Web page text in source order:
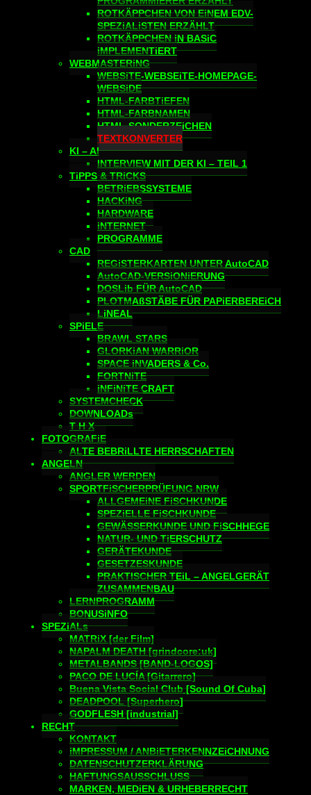
ROTKÄPPCHEN VON EiNEM EDV-
SPEZiALiSTEN ERZÄHLT
ROTKÄPPCHEN iN BASiC
iMPLEMENTiERT
WEBMASTERiNG
WEBSiTE-WEBSEiTE-HOMEPAGE-
WEBSiDE
HTML-FARBTiEFEN
HTML-FARBNAMEN
HTML-SONDERZEiCHEN
TEXTKONVERTER
KI – AI
INTERVIEW MIT DER KI – TEIL 1
TiPPS & TRiCKS
BETRiEBSSYSTEME
HACKiNG
HARDWARE
iNTERNET
PROGRAMME
CAD
REGiSTERKARTEN UNTER AutoCAD
AutoCAD-VERSiONiERUNG
DOSLib FÜR AutoCAD
PLOTMAßSTÄBE FÜR PAPiERBEREiCH
LiNEAL
SPiELE
BRAWL STARS
GLORKiAN WARRiOR
SPACE iNVADERS & Co.
FORTNiTE
iNFiNiTE CRAFT
SYSTEMCHECK
DOWNLOADs
T H X
FOTOGRAFiE
ALTE BEBRiLLTE HERRSCHAFTEN
ANGELN
ANGLER WERDEN
SPORTFiSCHERPRÜFUNG NRW
ALLGEMEiNE FiSCHKUNDE
SPEZiELLE FiSCHKUNDE
GEWÄSSERKUNDE UND FiSCHHEGE
NATUR- UND TiERSCHUTZ
GERÄTEKUNDE
GESETZESKUNDE
PRAKTISCHER TEiL – ANGELGERÄT
ZUSAMMENBAU
LERNPROGRAMM
BONUSiNFO
SPEZiALs
MATRiX [der Film]
NAPALM DEATH [grindcore:uk]
METALBANDS [BAND-LOGOS]
PACO DE LUCÍA [Gitarrero]
Buena Vista Social Club [Sound Of Cuba]
DEADPOOL [Superhero]
GODFLESH [industrial]
RECHT
KONTAKT
iMPRESSUM / ANBiETERKENNZEiCHNUNG
DATENSCHUTZERKLÄRUNG
HAFTUNGSAUSSCHLUSS
MARKEN, MEDiEN & URHEBERRECHT